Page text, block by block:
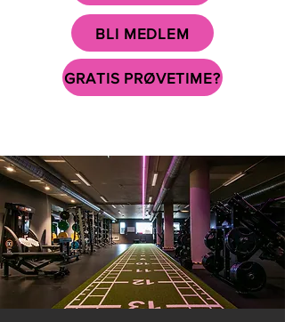
BLI MEDLEM
GRATIS PRØVETIME?